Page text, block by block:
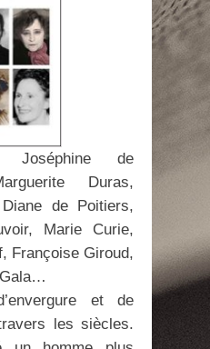
Joséphine de
Duras,
de Poitiers,
Marie Curie,
Françoise Giroud,
et de
les siècles.